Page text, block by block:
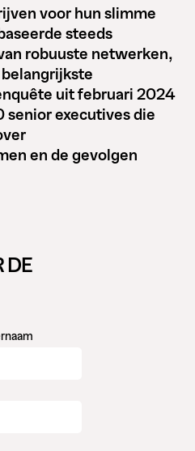
voor hun slimme
steeds
robuuste netwerken,
uit februari 2024
executives die
en de gevolgen
DE